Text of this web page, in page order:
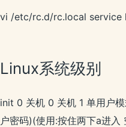
vi /etc/rc.d/rc.local service
Linux系统级别
init 0 关机 0 关机 1 单用户
户密码)(使用:按住两下a进